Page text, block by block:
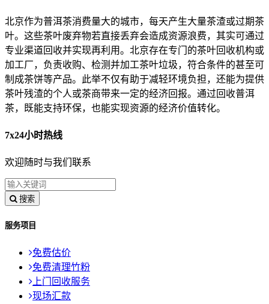
北京作为普洱茶消费量大的城市，每天产生大量茶渣或过期茶
叶。这些茶叶废弃物若直接丢弃会造成资源浪费，其实可通过
专业渠道回收并实现再利用。北京存在专门的茶叶回收机构或
加工厂，负责收购、检测并加工茶叶垃圾，符合条件的甚至可
制成茶饼等产品。此举不仅有助于减轻环境负担，还能为提供
茶叶残渣的个人或茶商带来一定的经济回报。通过回收普洱
茶，既能支持环保，也能实现资源的经济价值转化。
7x24小时热线
欢迎随时与我们联系
搜索
服务项目
免费估价
免费清理竹粉
上门回收服务
现场汇款